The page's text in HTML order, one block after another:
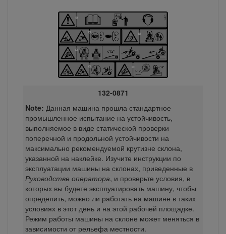
132-0871
Note: Данная машина прошла стандартное
промышленное испытание на устойчивость,
выполняемое в виде статической проверки
поперечной и продольной устойчивости на
максимально рекомендуемой крутизне склона,
указанной на наклейке. Изучите инструкции по
эксплуатации машины на склонах, приведенные в
Руководстве оператора, и проверьте условия, в
которых вы будете эксплуатировать машину, чтобы
определить, можно ли работать на машине в таких
условиях в этот день и на этой рабочей площадке.
Режим работы машины на склоне может меняться в
зависимости от рельефа местности.